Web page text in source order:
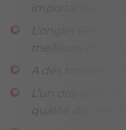
important en
L’onglet
meilleurs
A des tonnes
L’un des sites
qualité du marché